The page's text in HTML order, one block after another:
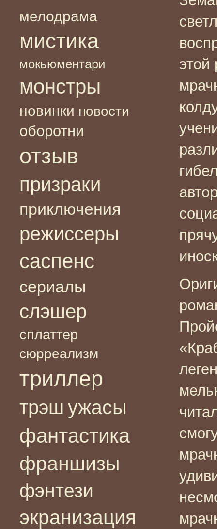
мелодрама
мистика
мокьюментари
монстры
новинки новости
оборотни
отзыв
призраки
приключения
режиссеры
саспенс
сериалы
слэшер
сплаттер
сюрреализм
триллер
трэш ужасы
фантастика
франшизы
фэнтези
экранизация
этой